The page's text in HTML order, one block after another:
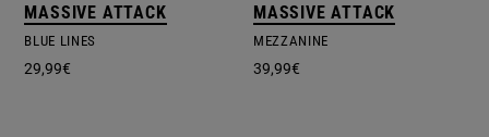
MASSIVE ATTACK
BLUE LINES
29,99€
MASSIVE ATTACK
MEZZANINE
39,99€